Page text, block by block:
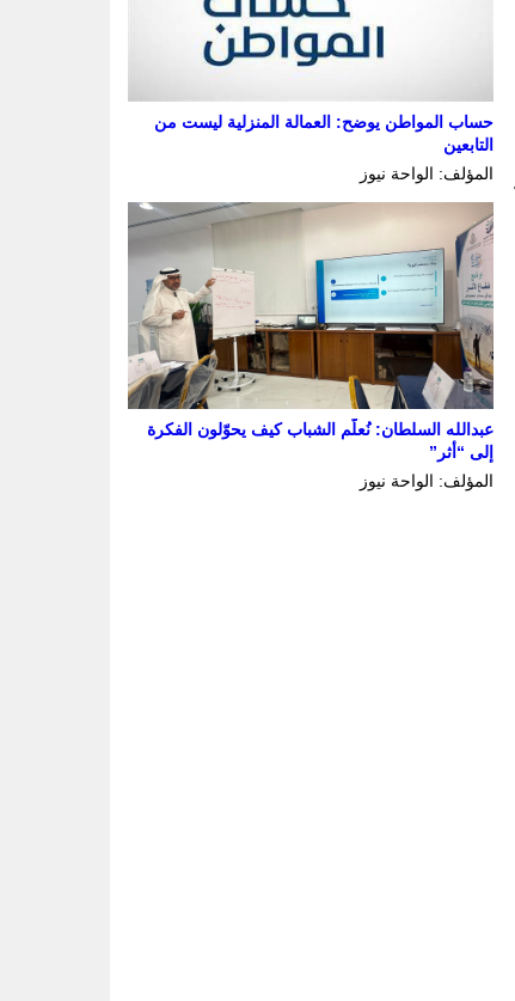
حساب المواطن يوضح: العمالة المنزلية ليست من
التابعين
المؤلف: الواحة نيوز
عبدالله السلطان: نُعلّم الشباب كيف يحوّلون الفكرة
إلى “أثر”
المؤلف: الواحة نيوز